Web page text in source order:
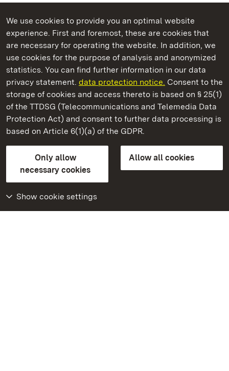
We use cookies to provide you an optimal website
experience. First and foremost, these are cookies that
are necessary for operating the website. In addition, we
use cookies for the purpose of analysis and anonymized
statistics. You can find further information in our data
privacy statement. data protection notice. Consent to the
storage of cookies and access thereto is based on § 25(1)
of the TTDSG (Telecommunications and Telemedia Data
Protection Act) and consent to further data processing is
based on Article 6(1)(a) of the GDPR.
Only allow
necessary cookies
Allow all cookies
Show cookie settings
State Palaces and Gardens of Baden-Wuerttemberg
Bebenhausen Monastery and Palace
State Palaces and Gardens of Baden-Wuerttemberg
Contact usFAQMasthead
Declaration on barrier-free access
BITV-konform (geprüfte Seiten)